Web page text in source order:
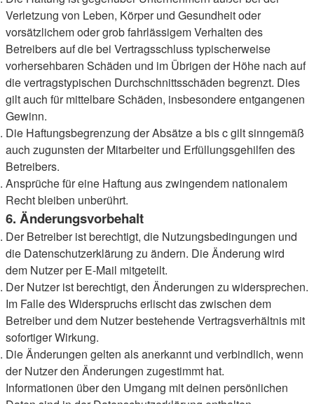
Verletzung von Leben, Körper und Gesundheit oder
vorsätzlichem oder grob fahrlässigem Verhalten des
Betreibers auf die bei Vertragsschluss typischerweise
vorhersehbaren Schäden und im Übrigen der Höhe nach auf
die vertragstypischen Durchschnittsschäden begrenzt. Dies
gilt auch für mittelbare Schäden, insbesondere entgangenen
Gewinn.
Die Haftungsbegrenzung der Absätze a bis c gilt sinngemäß
auch zugunsten der Mitarbeiter und Erfüllungsgehilfen des
Betreibers.
Ansprüche für eine Haftung aus zwingendem nationalem
Recht bleiben unberührt.
6. Änderungsvorbehalt
Der Betreiber ist berechtigt, die Nutzungsbedingungen und
die Datenschutzerklärung zu ändern. Die Änderung wird
dem Nutzer per E-Mail mitgeteilt.
Der Nutzer ist berechtigt, den Änderungen zu widersprechen.
Im Falle des Widerspruchs erlischt das zwischen dem
Betreiber und dem Nutzer bestehende Vertragsverhältnis mit
sofortiger Wirkung.
Die Änderungen gelten als anerkannt und verbindlich, wenn
der Nutzer den Änderungen zugestimmt hat.
Informationen über den Umgang mit deinen persönlichen